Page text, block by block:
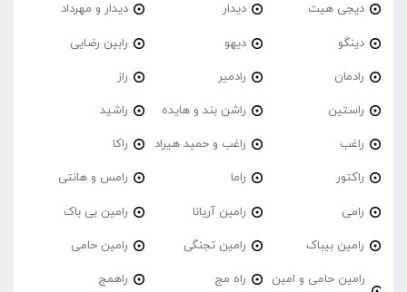
دیجی هیت دیدار دیدار و مهرداد
دینگو دیهو رابین رضایی
رادمان رادمیر راز
راستین راشن بند و هایده راشید
راغب راغب و حمید هیراد راکا
راکتور راما رامس و هانتی
رامی رامین آریانا رامین بی باک
رامین بیباک رامین تجنگی رامین حامی
رامین حامی و امین راه مج راهمج